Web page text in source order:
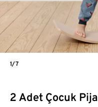
2 Adet Çocuk
1/7